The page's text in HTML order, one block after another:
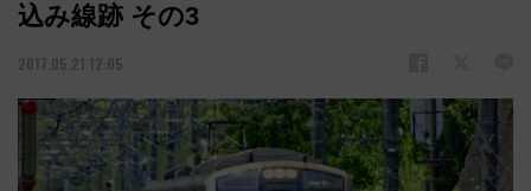
込み線跡 その3
2017.05.21 12:05